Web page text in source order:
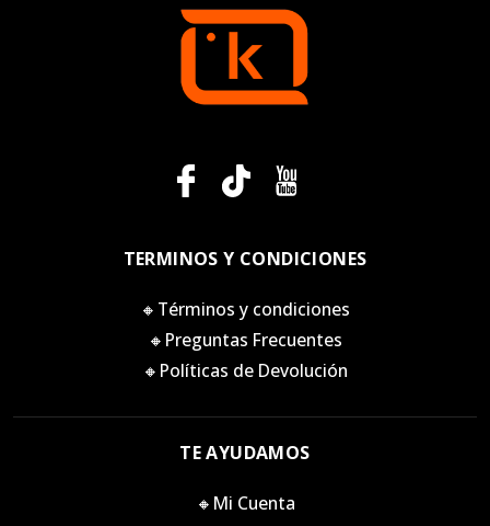
TERMINOS Y CONDICIONES
🔸Términos y condiciones
🔸Preguntas Frecuentes
🔸Políticas de Devolución
TE AYUDAMOS
🔸Mi Cuenta